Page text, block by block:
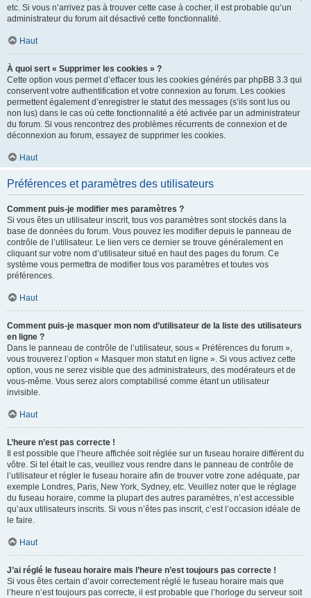
etc. Si vous n’arrivez pas à trouver cette case à cocher, il est probable qu’un
administrateur du forum ait désactivé cette fonctionnalité.
Haut
À quoi sert « Supprimer les cookies » ?
Cette option vous permet d’effacer tous les cookies générés par phpBB 3.3 qui
conservent votre authentification et votre connexion au forum. Les cookies
permettent également d’enregistrer le statut des messages (s’ils sont lus ou
non lus) dans le cas où cette fonctionnalité a été activée par un administrateur
du forum. Si vous rencontrez des problèmes récurrents de connexion et de
déconnexion au forum, essayez de supprimer les cookies.
Haut
Préférences et paramètres des utilisateurs
Comment puis-je modifier mes paramètres ?
Si vous êtes un utilisateur inscrit, tous vos paramètres sont stockés dans la
base de données du forum. Vous pouvez les modifier depuis le panneau de
contrôle de l’utilisateur. Le lien vers ce dernier se trouve généralement en
cliquant sur votre nom d’utilisateur situé en haut des pages du forum. Ce
système vous permettra de modifier tous vos paramètres et toutes vos
préférences.
Haut
Comment puis-je masquer mon nom d’utilisateur de la liste des utilisateurs
en ligne ?
Dans le panneau de contrôle de l’utilisateur, sous « Préférences du forum »,
vous trouverez l’option « Masquer mon statut en ligne ». Si vous activez cette
option, vous ne serez visible que des administrateurs, des modérateurs et de
vous-même. Vous serez alors comptabilisé comme étant un utilisateur
invisible.
Haut
L’heure n’est pas correcte !
Il est possible que l’heure affichée soit réglée sur un fuseau horaire différent du
vôtre. Si tel était le cas, veuillez vous rendre dans le panneau de contrôle de
l’utilisateur et régler le fuseau horaire afin de trouver votre zone adéquate, par
exemple Londres, Paris, New York, Sydney, etc. Veuillez noter que le réglage
du fuseau horaire, comme la plupart des autres paramètres, n’est accessible
qu’aux utilisateurs inscrits. Si vous n’êtes pas inscrit, c’est l’occasion idéale de
le faire.
Haut
J’ai réglé le fuseau horaire mais l’heure n’est toujours pas correcte !
Si vous êtes certain d’avoir correctement réglé le fuseau horaire mais que
l’heure n’est toujours pas correcte, il est probable que l’horloge du serveur soit